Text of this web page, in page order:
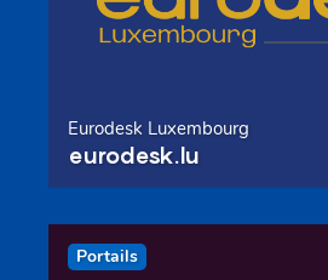
Eurodesk Luxembourg
eurodesk.lu
Portails